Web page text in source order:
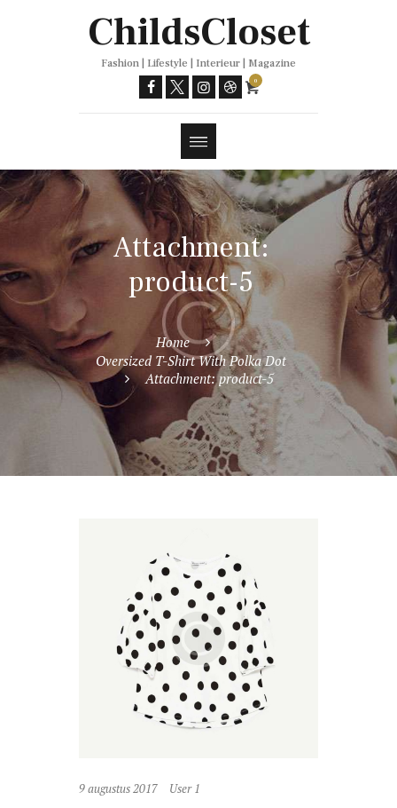
ChildsCloset
Fashion | Lifestyle | Interieur | Magazine
0
Attachment:
product-5
Home
Oversized T-Shirt With Polka Dot
Attachment: product-5
9 augustus 2017 User 1